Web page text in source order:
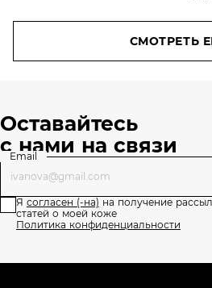
СМОТРЕТЬ
Оставайтесь
с нами на связи
Email
Я согласен (-на) на получение
статей о моей коже
Политика конфиденциальности